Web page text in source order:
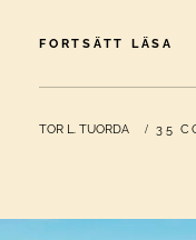
FORTSÄTT LÄSA
BY
TOR L. TUORDA 35